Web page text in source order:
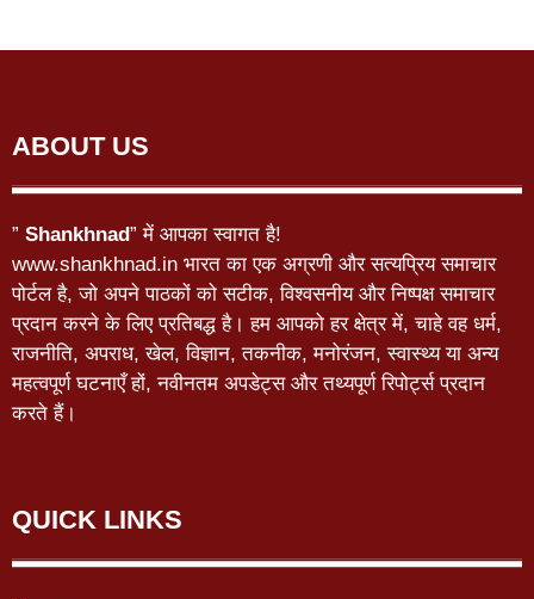
ABOUT US
” Shankhnad” में आपका स्वागत है!
www.shankhnad.in भारत का एक अग्रणी और सत्यप्रिय समाचार
पोर्टल है, जो अपने पाठकों को सटीक, विश्वसनीय और निष्पक्ष समाचार
प्रदान करने के लिए प्रतिबद्ध है। हम आपको हर क्षेत्र में, चाहे वह धर्म,
राजनीति, अपराध, खेल, विज्ञान, तकनीक, मनोरंजन, स्वास्थ्य या अन्य
महत्वपूर्ण घटनाएँ हों, नवीनतम अपडेट्स और तथ्यपूर्ण रिपोर्ट्स प्रदान
करते हैं।
QUICK LINKS